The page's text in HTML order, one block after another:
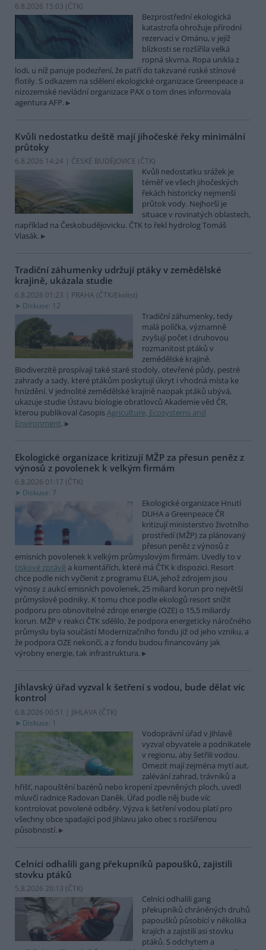
6.8.2026 15:03 (ČTK)
Bezprostřední ekologická
katastrofa ohrožuje přírodní
rezervaci v Ománu, v jejíž
blízkosti se rozšířila velká
ropná skvrna. Ropa unikla z
lodi, u níž panuje podezření, že patří do takzvané ruské stínové
flotily. S odkazem na sdělení ekologické organizace Greenpeace a
nizozemské nevládní organizace PAX o tom dnes informovala
agentura AFP.
Kvůli nedostatku deště mají jihočeské řeky minimální
průtoky
6.8.2026 14:24 | ČESKÉ BUDĚJOVICE (ČTK)
Kvůli nedostatku srážek je
téměř ve všech jihočeských
řekách historicky nejmenší
průtok vody. Nejhorší je
situace v rovinatých oblastech,
například na Českobudějovicku. ČTK to řekl hydrolog Tomáš
Vlasák.
Tradiční záhumenky udržují ptáky v zemědělské
krajině, ukázala studie
6.8.2026 01:23 | PRAHA (ČTK/Ekolist)
Diskuse: 12
Tradiční záhumenky, tedy
malá políčka, významně
zvyšují počet i druhovou
rozmanitost ptáků v
zemědělské krajině.
Biodiverzitě prospívají také staré stodoly, otevřené půdy, pestré
zahrady a sady, které ptákům poskytují úkryt i vhodná místa ke
hnízdění. V jednolité zemědělské krajině naopak ptáků ubývá,
ukazuje studie Ústavu biologie obratlovců Akademie věd ČR,
kterou publikoval časopisAgriculture, Ecosystems and
Environment.
Ekologické organizace kritizují MŽP za přesun peněz z
výnosů z povolenek k velkým firmám
6.8.2026 01:17 (ČTK)
Diskuse: 7
Ekologické organizace Hnutí
DUHA a Greenpeace ČR
kritizují ministerstvo životního
prostředí (MŽP) za plánovaný
přesun peněz z výnosů z
emisních povolenek k velkým průmyslovým firmám. Uvedly to v
tiskové zprávě a komentářích, které má ČTK k dispozici. Resort
chce podle nich vyčlenit z programu EUA, jehož zdrojem jsou
výnosy z aukcí emisních povolenek, 25 miliard korun pro největší
průmyslové podniky. K tomu chce podle ekologů resort snížit
podporu pro obnovitelné zdroje energie (OZE) o 15,5 miliardy
korun. MŽP v reakci ČTK sdělilo, že podpora energeticky náročného
průmyslu byla součástí Modernizačního fondu již od jeho vzniku, a
že podpora OZE nekončí, a z fondu budou financovány jak
výrobny energie, tak infrastruktura.
Jihlavský úřad vyzval k šetření s vodou, bude dělat víc
kontrol
6.8.2026 00:51 | JIHLAVA (ČTK)
Diskuse: 1
Vodoprávní úřad v Jihlavě
vyzval obyvatele a podnikatele
v regionu, aby šetřili vodou.
Omezit mají zejména mytí aut,
zalévání zahrad, trávníků a
hřišť, napouštění bazénů nebo kropení zpevněných ploch, uvedl
mluvčí radnice Radovan Daněk. Úřad podle něj bude víc
kontrolovat povolené odběry. Výzva k šetření vodou platí pro
všechny obce spadající pod Jihlavu jako obec s rozšířenou
působností.
Celníci odhalili gang překupníků papoušků, zajistili
stovku ptáků
5.8.2026 20:13 (ČTK)
Celníci odhalili gang
překupníků chráněných druhů
papoušků působící v několika
krajích a zajistili asi stovku
ptáků. S odchytem a